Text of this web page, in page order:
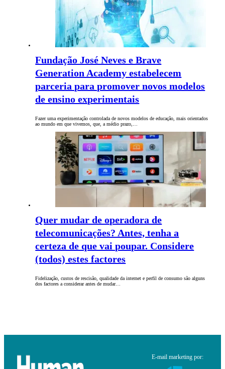
Fundação José Neves e Brave
Generation Academy estabelecem
parceria para promover novos modelos
de ensino experimentais
Fazer uma experimentação controlada de novos modelos de educação, mais orientados
ao mundo em que vivemos, que, a médio prazo,…
Quer mudar de operadora de
telecomunicações? Antes, tenha a
certeza de que vai poupar. Considere
(todos) estes factores
Fidelização, custos de rescisão, qualidade da internet e perfil de consumo são alguns
dos factores a considerar antes de mudar…
E-mail marketing por: